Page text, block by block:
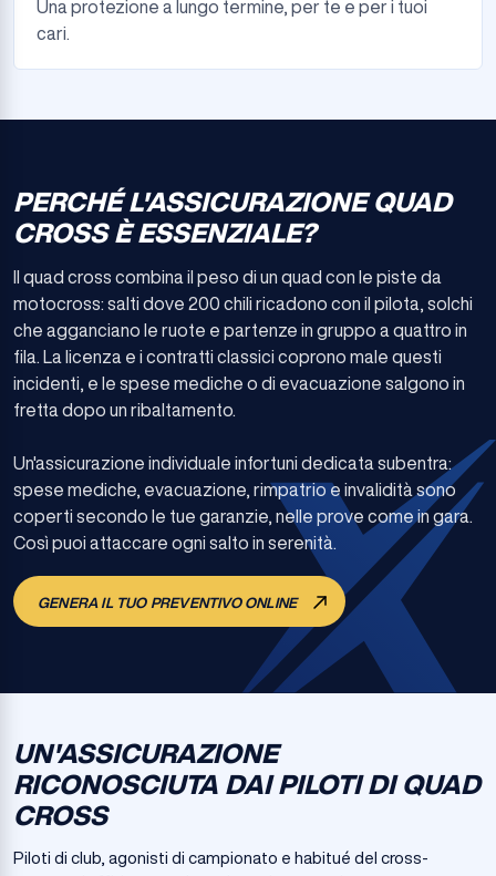
Una protezione a lungo termine, per te e per i tuoi
cari.
PERCHÉ L'ASSICURAZIONE QUAD
CROSS È ESSENZIALE?
Il quad cross combina il peso di un quad con le piste da
motocross: salti dove 200 chili ricadono con il pilota, solchi
che agganciano le ruote e partenze in gruppo a quattro in
fila. La licenza e i contratti classici coprono male questi
incidenti, e le spese mediche o di evacuazione salgono in
fretta dopo un ribaltamento.
Un'assicurazione individuale infortuni dedicata subentra:
spese mediche, evacuazione, rimpatrio e invalidità sono
coperti secondo le tue garanzie, nelle prove come in gara.
Così puoi attaccare ogni salto in serenità.
GENERA IL TUO PREVENTIVO ONLINE
UN'ASSICURAZIONE
RICONOSCIUTA DAI PILOTI DI QUAD
CROSS
Piloti di club, agonisti di campionato e habitué del cross-